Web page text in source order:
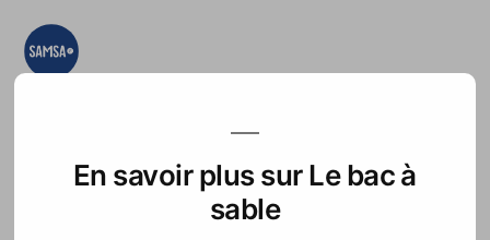
Aller
teste, on expérimente
Accueil France Télé
En savoir plus sur Le bac à
sable